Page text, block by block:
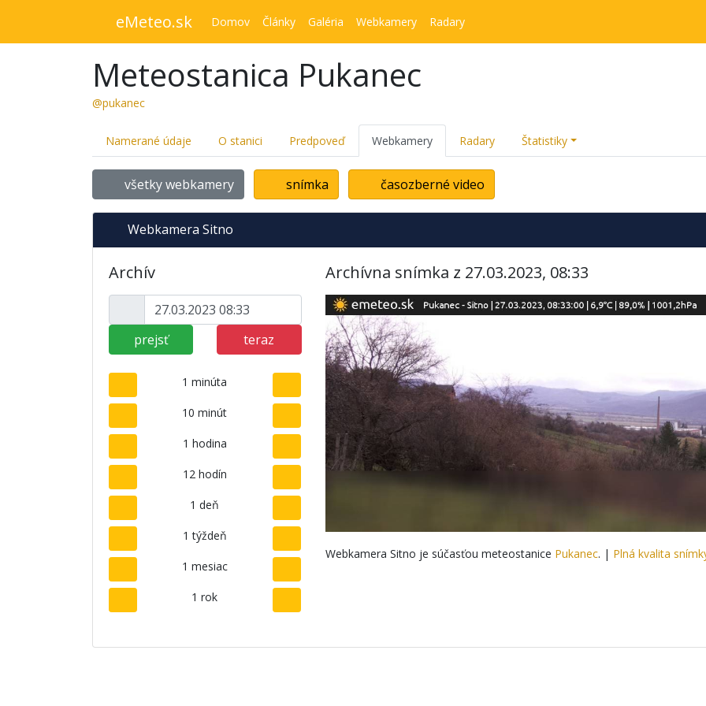
eMeteo.sk Domov Články Galéria Webkamery Radary
Meteostanica Pukanec
@pukanec
Namerané údaje O stanici Predpoveď Webkamery Radary Štatistiky
všetky webkamery snímka časozberné video
Webkamera Sitno
Archív
prejsť teraz
1 minúta
10 minút
1 hodina
12 hodín
1 deň
1 týždeň
1 mesiac
1 rok
Archívna snímka z 27.03.2023, 08:33
Webkamera Sitno je súčasťou meteostanice Pukanec. | Plná kvalita